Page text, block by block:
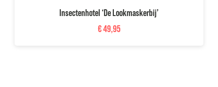
Insectenhotel ‘De Lookmaskerbij’
€49,95